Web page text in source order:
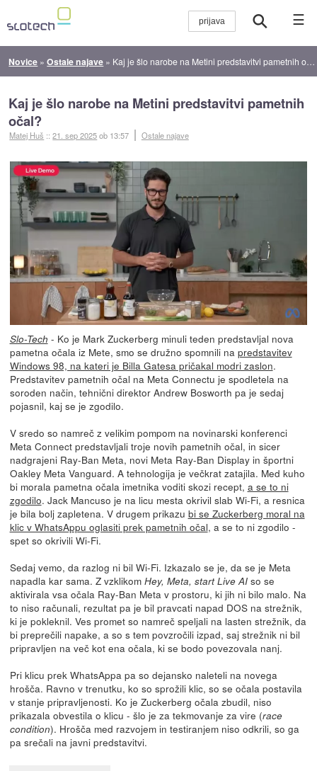
☰
Novice »Ostale najave » Kaj je šlo narobe na Metini predstavitvi pametnih očal?
Kaj je šlo narobe na Metini predstavitvi pametnih
očal?
Matej Huš ::21. sep 2025ob 13:57 Ostale najave
Slo-Tech - Ko je Mark Zuckerberg minuli teden predstavljal nova
pametna očala iz Mete, smo se družno spomnili na predstavitev
Windows 98, na kateri je Billa Gatesa pričakal modri zaslon.
Predstavitev pametnih očal na Meta Connectu je spodletela na
soroden način, tehnični direktor Andrew Bosworth pa je sedaj
pojasnil, kaj se je zgodilo.
V sredo so namreč z velikim pompom na novinarski konferenci
Meta Connect predstavljali troje novih pametnih očal, in sicer
nadgrajeni Ray-Ban Meta, novi Meta Ray-Ban Display in športni
Oakley Meta Vanguard. A tehnologija je večkrat zatajila. Med kuho
bi morala pametna očala imetnika voditi skozi recept, a se to ni
zgodilo. Jack Mancuso je na licu mesta okrivil slab Wi-Fi, a resnica
je bila bolj zapletena. V drugem prikazu bi se Zuckerberg moral na
klic v WhatsAppu oglasiti prek pametnih očal, a se to ni zgodilo -
spet so okrivili Wi-Fi.
Sedaj vemo, da razlog ni bil Wi-Fi. Izkazalo se je, da se je Meta
napadla kar sama. Z vzklikom Hey, Meta, start Live AIso se
aktivirala vsa očala Ray-Ban Meta v prostoru, ki jih ni bilo malo. Na
to niso računali, rezultat pa je bil pravcati napad DOS na strežnik,
ki je pokleknil. Ves promet so namreč speljali na lasten strežnik, da
bi preprečili napake, a so s tem povzročili izpad, saj strežnik ni bil
pripravljen na več kot ena očala, ki se bodo povezovala nanj.
Pri klicu prek WhatsAppa pa so dejansko naleteli na novega
hrošča. Ravno v trenutku, ko so sprožili klic, so se očala postavila
v stanje pripravljenosti. Ko je Zuckerberg očala zbudil, niso
prikazala obvestila o klicu - šlo je za tekmovanje za vire (race
condition). Hrošča med razvojem in testiranjem niso odkrili, so ga
pa srečali na javni predstavitvi.